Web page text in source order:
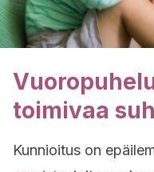
toimivaa
Kunnioitus on